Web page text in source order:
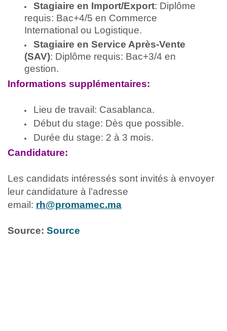
Stagiaire en Import/Export: Diplôme
requis: Bac+4/5 en Commerce
International ou Logistique.
Stagiaire en Service Après-Vente
(SAV): Diplôme requis: Bac+3/4 en
gestion.
Informations supplémentaires:
Lieu de travail: Casablanca.
Début du stage: Dès que possible.
Durée du stage: 2 à 3 mois.
Candidature:
Les candidats intéressés sont invités à envoyer
leur candidature à l’adresse
email: rh@promamec.ma
Source: Source